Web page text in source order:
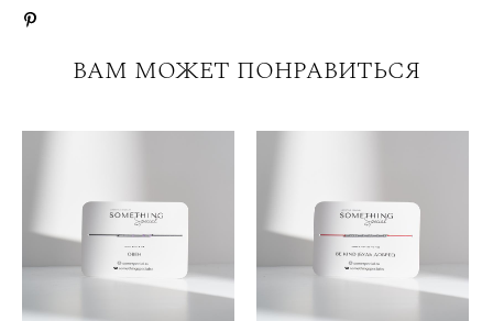
ВАМ МОЖЕТ ПОНРАВИТЬСЯ